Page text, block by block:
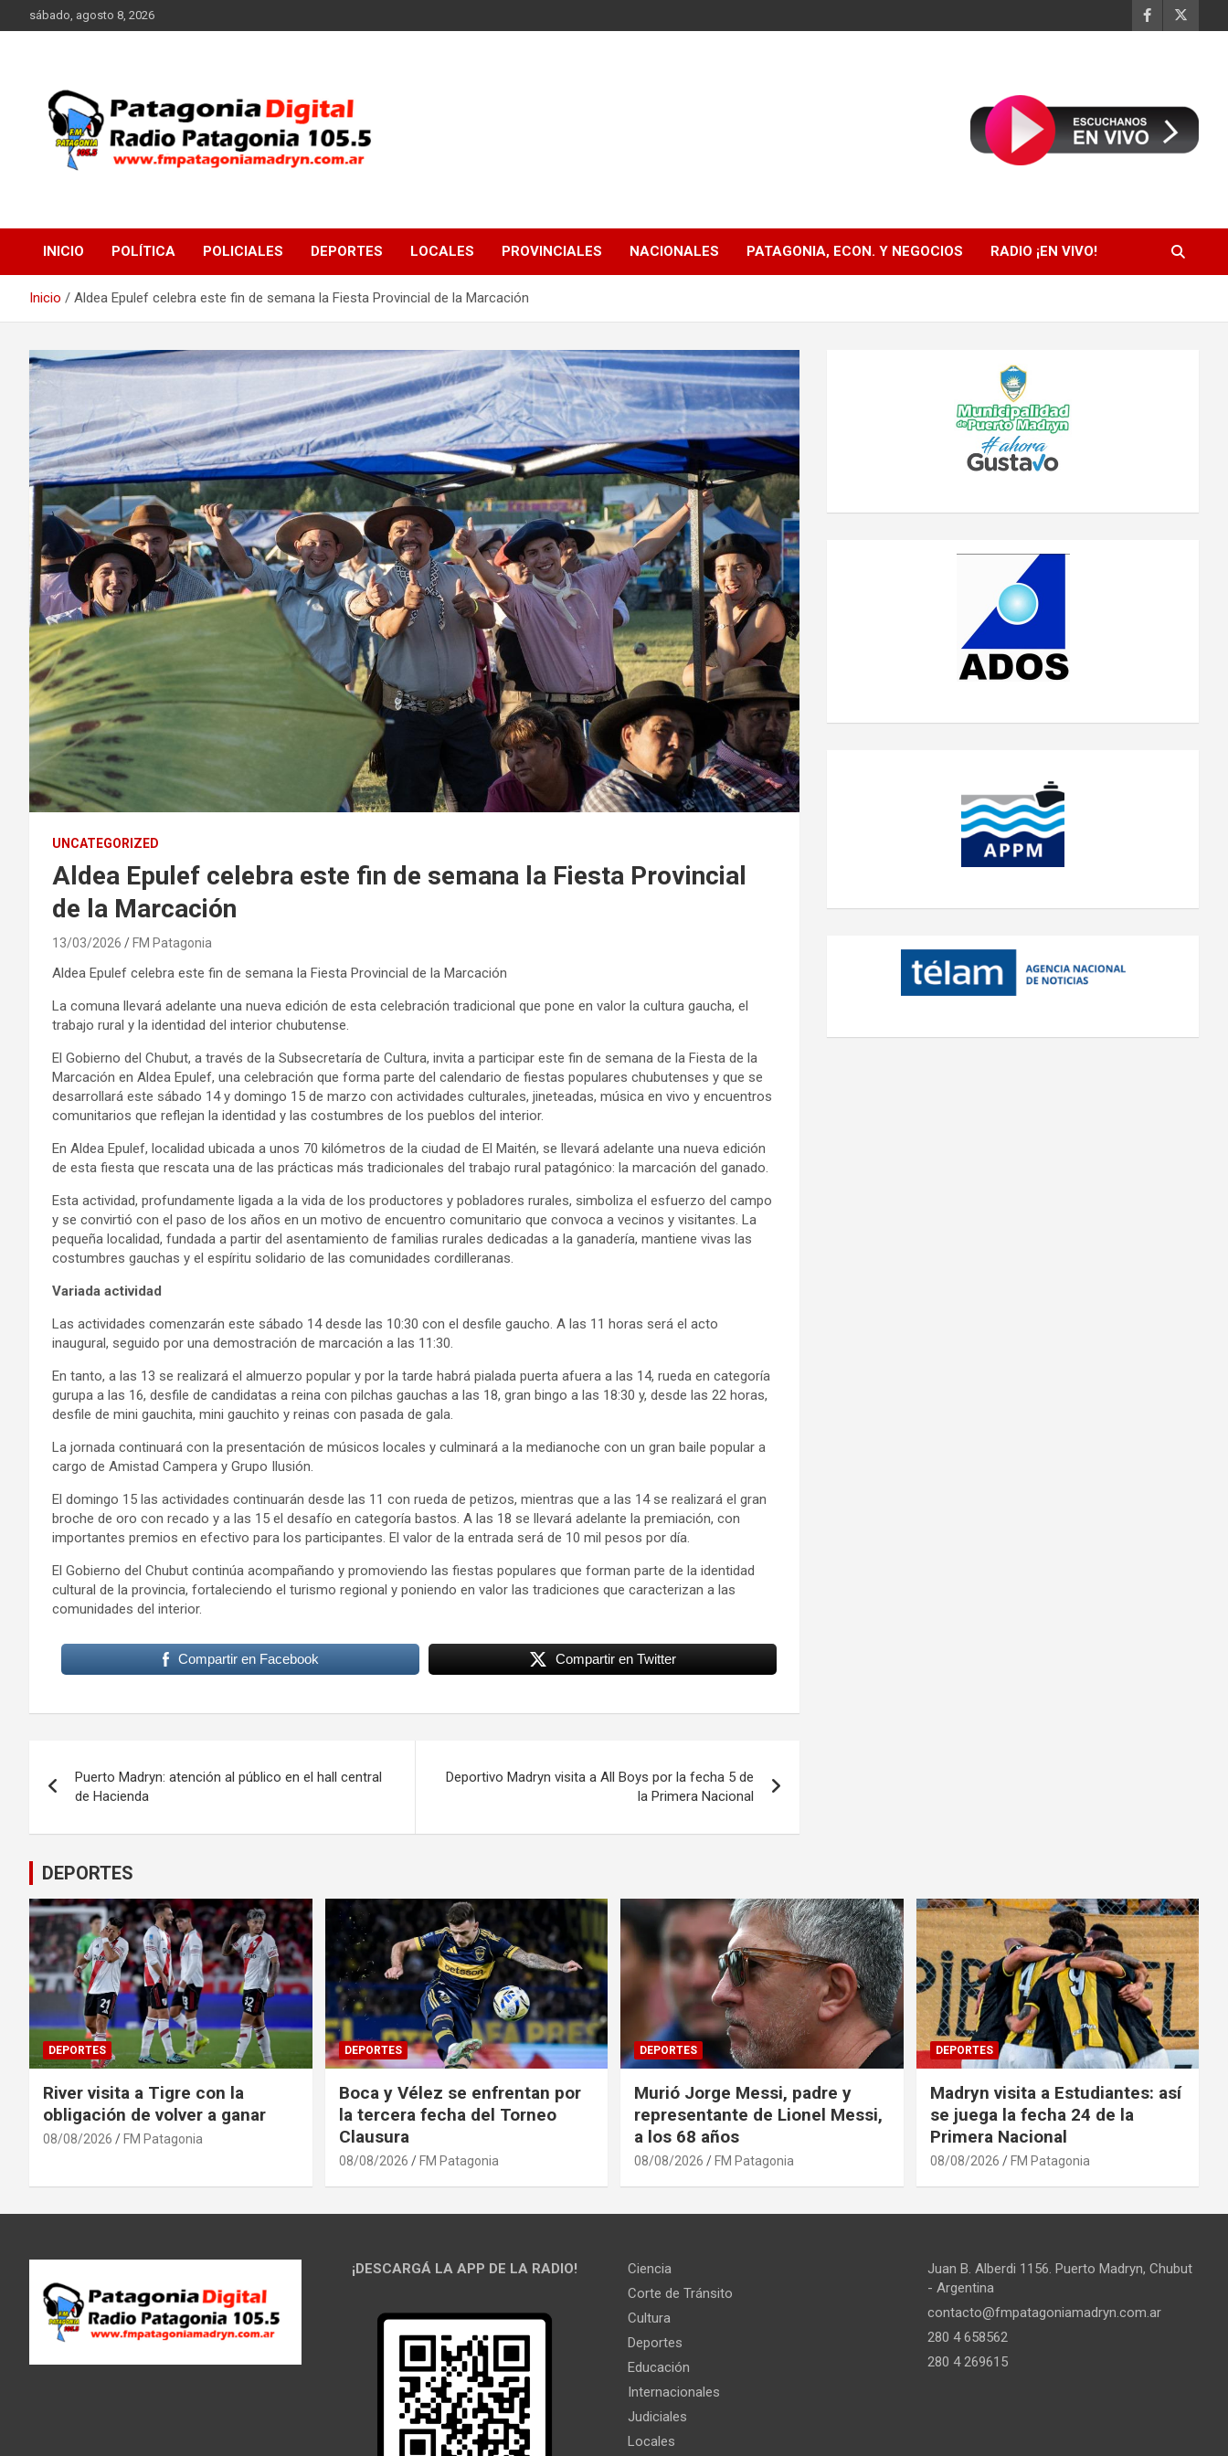
al
sábado, agosto 8, 2026
FM Patagonia Madryn
INICIO POLÍTICA POLICIALES DEPORTES LOCALES PROVINCIALES NACIONALES PATAGONIA, ECON. Y NEGOCIOS RADIO ¡EN VIVO!
Inicio Aldea Epulef celebra este fin de semana la Fiesta Provincial de la Marcación
UNCATEGORIZED
Aldea Epulef celebra este fin de semana la Fiesta Provincial
de la Marcación
13/03/2026 FM Patagonia
Aldea Epulef celebra este fin de semana la Fiesta Provincial de la Marcación
La comuna llevará adelante una nueva edición de esta celebración tradicional que pone en valor la cultura gaucha, el
trabajo rural y la identidad del interior chubutense.
El Gobierno del Chubut, a través de la Subsecretaría de Cultura, invita a participar este fin de semana de la Fiesta de la
Marcación en Aldea Epulef, una celebración que forma parte del calendario de fiestas populares chubutenses y que se
desarrollará este sábado 14 y domingo 15 de marzo con actividades culturales, jineteadas, música en vivo y encuentros
comunitarios que reflejan la identidad y las costumbres de los pueblos del interior.
En Aldea Epulef, localidad ubicada a unos 70 kilómetros de la ciudad de El Maitén, se llevará adelante una nueva edición
de esta fiesta que rescata una de las prácticas más tradicionales del trabajo rural patagónico: la marcación del ganado.
Esta actividad, profundamente ligada a la vida de los productores y pobladores rurales, simboliza el esfuerzo del campo
y se convirtió con el paso de los años en un motivo de encuentro comunitario que convoca a vecinos y visitantes. La
pequeña localidad, fundada a partir del asentamiento de familias rurales dedicadas a la ganadería, mantiene vivas las
costumbres gauchas y el espíritu solidario de las comunidades cordilleranas.
Variada actividad
Las actividades comenzarán este sábado 14 desde las 10:30 con el desfile gaucho. A las 11 horas será el acto
inaugural, seguido por una demostración de marcación a las 11:30.
En tanto, a las 13 se realizará el almuerzo popular y por la tarde habrá pialada puerta afuera a las 14, rueda en categoría
gurupa a las 16, desfile de candidatas a reina con pilchas gauchas a las 18, gran bingo a las 18:30 y, desde las 22 horas,
desfile de mini gauchita, mini gauchito y reinas con pasada de gala.
La jornada continuará con la presentación de músicos locales y culminará a la medianoche con un gran baile popular a
cargo de Amistad Campera y Grupo Ilusión.
El domingo 15 las actividades continuarán desde las 11 con rueda de petizos, mientras que a las 14 se realizará el gran
broche de oro con recado y a las 15 el desafío en categoría bastos. A las 18 se llevará adelante la premiación, con
importantes premios en efectivo para los participantes. El valor de la entrada será de 10 mil pesos por día.
El Gobierno del Chubut continúa acompañando y promoviendo las fiestas populares que forman parte de la identidad
cultural de la provincia, fortaleciendo el turismo regional y poniendo en valor las tradiciones que caracterizan a las
comunidades del interior.
Compartir en Facebook Compartir en Twitter
de
entradas
Puerto Madryn: atención al público en el hall central
de Hacienda
Deportivo Madryn visita a All Boys por la fecha 5 de
la Primera Nacional
DEPORTES
DEPORTES
River visita a Tigre con la
obligación de volver a ganar
08/08/2026 FM Patagonia
DEPORTES
Boca y Vélez se enfrentan por
la tercera fecha del Torneo
Clausura
08/08/2026 FM Patagonia
DEPORTES
Murió Jorge Messi, padre y
representante de Lionel Messi,
a los 68 años
08/08/2026 FM Patagonia
DEPORTES
Madryn visita a Estudiantes: así
se juega la fecha 24 de la
Primera Nacional
08/08/2026 FM Patagonia
¡DESCARGÁ LA APP DE LA RADIO!
Ciencia
Corte de Tránsito
Cultura
Deportes
Educación
Internacionales
Judiciales
Locales
Juan B. Alberdi 1156. Puerto Madryn, Chubut
- Argentina
contacto@fmpatagoniamadryn.com.ar
280 4 658562
280 4 269615